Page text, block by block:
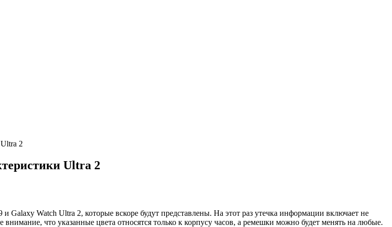
2
Ultra 2
Galaxy Watch Ultra 2, которые вскоре будут представлены. На этот раз утечка информации включает не
что указанные цвета относятся только к корпусу часов, а ремешки можно будет менять на любые.